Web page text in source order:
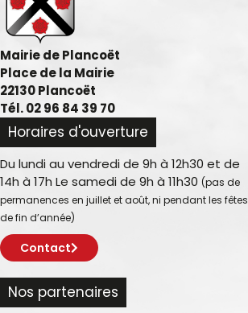
Mairie de Plancoët
Place de la Mairie
22130 Plancoët
Tél. 02 96 84 39 70
Horaires d'ouverture
Du lundi au vendredi de 9h à 12h30 et de
14h à 17h Le samedi de 9h à 11h30 (pas de
permanences en juillet et août, ni pendant les fêtes
de fin d’année)
Contact
Nos partenaires